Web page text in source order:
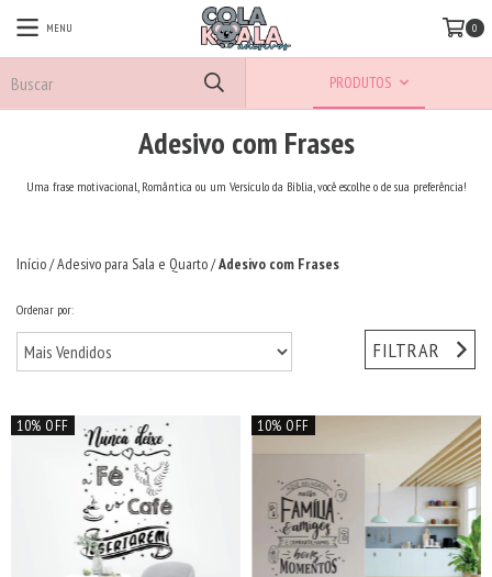
MENU 0
PRODUTOS
Adesivo com Frases
Uma frase motivacional, Romântica ou um Versículo da Bíblia, você escolhe o de sua preferência!
Início/Adesivo para Sala e Quarto/Adesivo com Frases
Ordenar por:
FILTRAR
10% OFF 10% OFF